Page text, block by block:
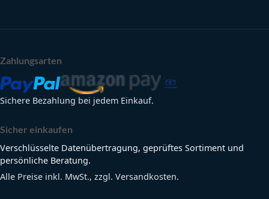
Zahlungsarten
Sichere Bezahlung bei jedem Einkauf.
Sicher einkaufen
Verschlüsselte Datenübertragung, geprüftes Sortiment und
persönliche Beratung.
Alle Preise inkl. MwSt., zzgl. Versandkosten.